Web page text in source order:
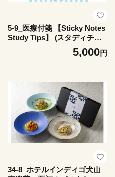
5-9_医療付箋 【Sticky Notes
Study Tips】 (スタディチッ
プス) 歯｜付箋 歯 医師 医者
医学 からだ ほね 学習 付せん
メモ帳 ギフト 子供 子ども 孫
受験 予習 復習 宿題 8種類 ブ
ック型
5,000円
34-8_ホテルインディゴ犬山